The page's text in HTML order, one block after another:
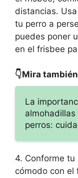
distancias.
tu perro a
puedes poner
en el frisbee
👇Mira también
La
perros:
4. Conforme
cómodo con el